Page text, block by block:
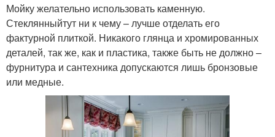
Мойку желательно использовать каменную.
Стеклянныйтут ни к чему – лучше отделать его
фактурной плиткой. Никакого глянца и хромированных
деталей, так же, как и пластика, также быть не должно –
фурнитура и сантехника допускаются лишь бронзовые
или медные.